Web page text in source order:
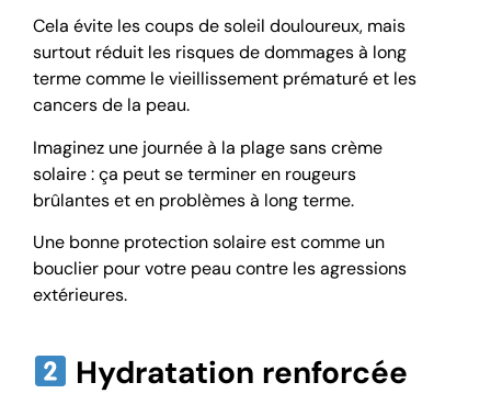
Cela évite les coups de soleil douloureux, mais
surtout réduit les risques de dommages à long
terme comme le vieillissement prématuré et les
cancers de la peau.
Imaginez une journée à la plage sans crème
solaire : ça peut se terminer en rougeurs
brûlantes et en problèmes à long terme.
Une bonne protection solaire est comme un
bouclier pour votre peau contre les agressions
extérieures.
Hydratation renforcée